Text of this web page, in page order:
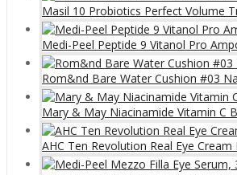
Masil 10 Probiotics Perfect Volume
Medi-Peel Peptide 9 Vitanol Pro
Rom&nd Bare Water Cushion #03
Mary & May Niacinamide Vitamin C
AHC Ten Revolution Real Eye